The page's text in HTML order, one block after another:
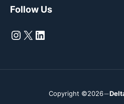
Follow Us
Instagram
X LinkedIn
Copyright ©2026